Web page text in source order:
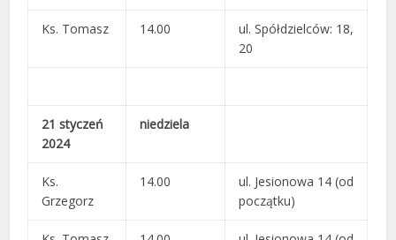
Ks. Tomasz 14.00
ul. Spółdzielców: 18,
20
21 styczeń
2024
niedziela
Ks.
Grzegorz
14.00
ul. Jesionowa 14 (od
początku)